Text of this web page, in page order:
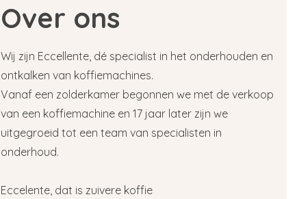
Over ons
Wij zijn Eccellente, dé specialist in het onderhouden en
ontkalken van koffiemachines.
Vanaf een zolderkamer begonnen we met de verkoop
van een koffiemachine en 17 jaar later zijn we
uitgegroeid tot een team van specialisten in
onderhoud.
Eccelente, dat is zuivere koffie